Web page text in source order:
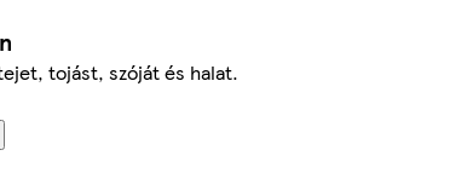
tojást, szóját és halat.